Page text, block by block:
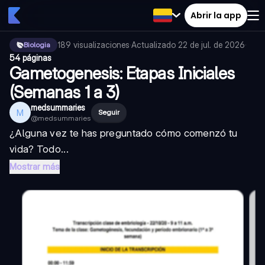
Abrir la app
Biologia 189 visualizaciones·Actualizado 22 de jul. de 2026·
54 páginas
Gametogenesis: Etapas Iniciales
(Semanas 1 a 3)
M medsummaries
@medsummaries
Seguir
¿Alguna vez te has preguntado cómo comenzó tu
vida? Todo...
Mostrar más